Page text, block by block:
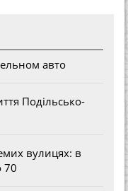
авто
Подільсько-
вулицях: в
70